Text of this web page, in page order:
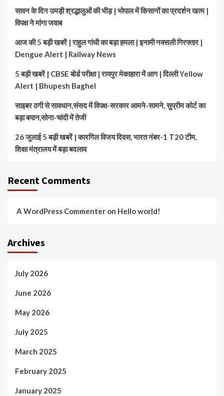
सावन के दिन उमड़ी श्रद्धालुओं की भीड़ | भोपाल में किसानों का प्रदर्शन खत्म |
विपक्ष ने मांगा जवाब
आज की 5 बड़ी खबरें | राहुल गांधी का बड़ा हमला | इनामी नक्सली गिरफ्तार |
Dengue Alert | Railway News
5 बड़ी खबरें | CBSE बोर्ड परीक्षा | रायपुर मेकाहारा में आग | दिल्ली Yellow
Alert | Bhupesh Baghel
साइबर ठगी से सावधान,संसद में विपक्ष-सरकार आमने-सामने, सुप्रीम कोर्ट का
बड़ा बयान,सोना-चांदी में तेजी
26 जुलाई 5 बड़ी खबरें | कारगिल विजय दिवस, भारत नंबर-1 T20 टीम,
शिक्षा मंत्रालय में बड़ा बदलाव
Recent Comments
A WordPress Commenter on Hello world!
Archives
July 2026
June 2026
May 2026
July 2025
March 2025
February 2025
January 2025